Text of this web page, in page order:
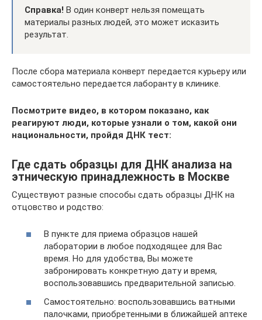
Справка! В один конверт нельзя помещать
материалы разных людей, это может исказить
результат.
После сбора материала конверт передается курьеру или
самостоятельно передается лаборанту в клинике.
Посмотрите видео, в котором показано, как
реагируют люди, которые узнали о том, какой они
национальности, пройдя ДНК тест:
Где сдать образцы для ДНК анализа на
этническую принадлежность в Москве
Существуют разные способы сдать образцы ДНК на
отцовство и родство:
В пункте для приема образцов нашей
лаборатории в любое подходящее для Вас
время. Но для удобства, Вы можете
забронировать конкретную дату и время,
воспользовавшись предварительной записью.
Самостоятельно: воспользовавшись ватными
палочками, приобретенными в ближайшей аптеке